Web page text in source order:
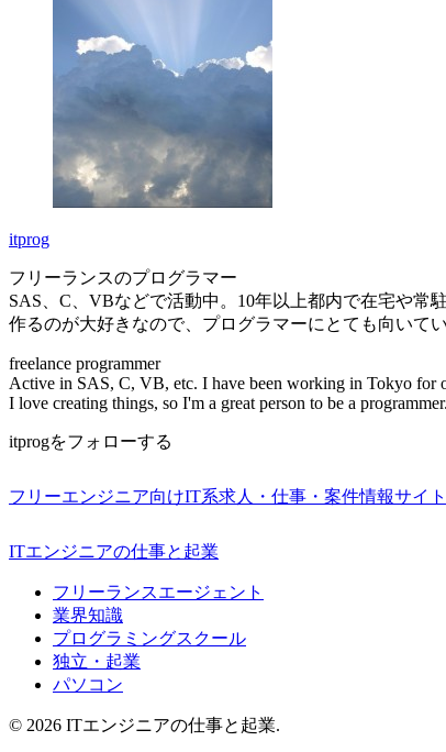
itprog
フリーランスのプログラマー
SAS、C、VBなどで活動中。10年以上都内で在宅や常
作るのが大好きなので、プログラマーにとても向いてい
freelance programmer
Active in SAS, C, VB, etc. I have been working in Tokyo for
I love creating things, so I'm a great person to be a programmer.
itprogをフォローする
フリーエンジニア向けIT系求人・仕事・案件情報サイ
ITエンジニアの仕事と起業
フリーランスエージェント
業界知識
プログラミングスクール
独立・起業
パソコン
© 2026 ITエンジニアの仕事と起業.